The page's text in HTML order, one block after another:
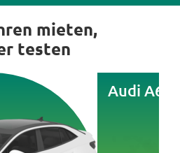
mieten,
testen
Audi A6